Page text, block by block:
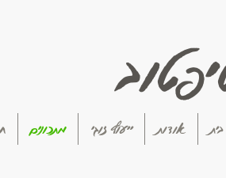
בית אודות ייעוץ זוגי מתכונים